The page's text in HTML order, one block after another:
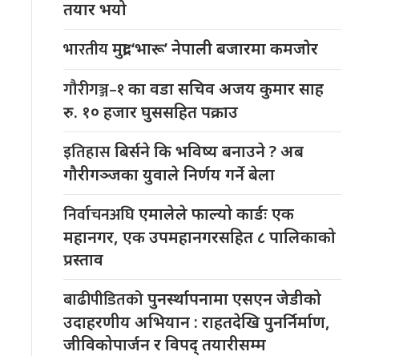
तयार भयो
भारतीयमुद्रा ‘भारू’ नेपाली बजारमा कमजाेर
गौरीगञ्ज–१का वडा सचिव अजय कुमार साह
रु. १० हजार घुससहित पक्राउ
इतिहासबिर्सने कि भविष्य बनाउने ? अब
गौरीगञ्जका युवाले निर्णय गर्ने बेला
निर्वाचनअघिएमालेले फाल्यो कार्डः एक
महानगर, एक उपमहानगरसहित ८ पालिकाको
प्रस्ताव
बाढीपीडितकोपुनर्स्थापनामा एसएन जेडीको
उदाहरणीय अभियान : राहतदेखि पुनर्निर्माण,
जीविकोपार्जन र विपद् तयारीसम्म